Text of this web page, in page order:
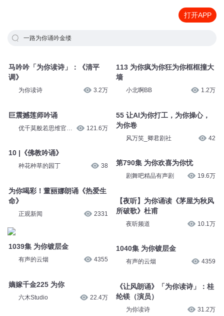
打开APP
一路为你诵吟金缕
马吟吟「为你读诗」：《清平
调》
为你读诗 3.2万
巨震撼莲师吟诵
优千莫般若思维官方
121.6万
10 |《佛教吟诵》
种花种草的园丁 38
为你喝彩！董丽娜朗诵《热爱生
命》
正观新闻 2331
1039集 为你镀层金
有声的云烟 4355
嫡嫁千金225 为你
六木Studio 22.4万
113 为你疯为你狂为你框框撞大
墙
小北啊BB 1.2万
55 让AI为你打工，为你操心，
为你卷
风万笑_卿君剧社 42
第790集 为你欢喜为你忧
剧舞吧精品有声剧 19.6万
【夜听】为你诵读《茅屋为秋风
所破歌》杜甫
夜听频道 10.1万
1040集 为你镀层金
有声的云烟 4359
《让风朗诵》「为你读诗」：桂
纶镁（演员）
为你读诗 31.2万